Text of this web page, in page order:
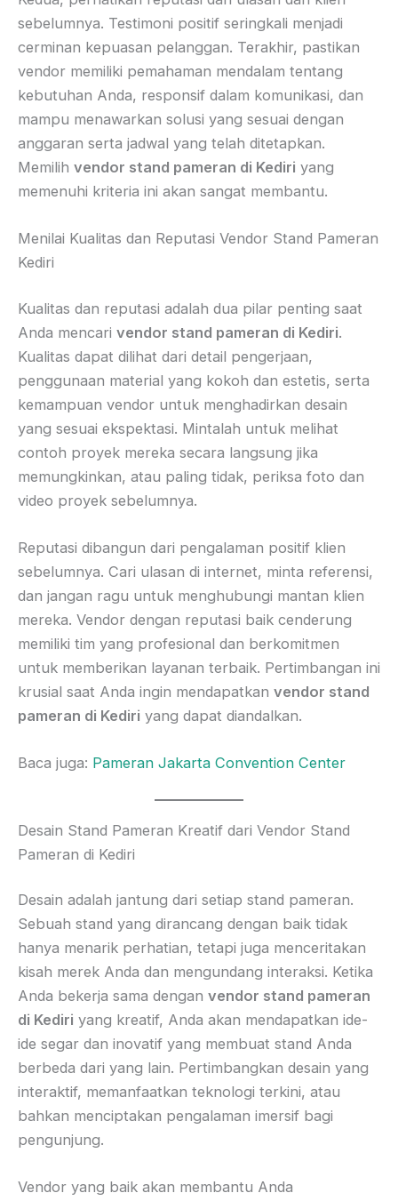
sebelumnya. Testimoni positif seringkali menjadi
cerminan kepuasan pelanggan. Terakhir, pastikan
vendor memiliki pemahaman mendalam tentang
kebutuhan Anda, responsif dalam komunikasi, dan
mampu menawarkan solusi yang sesuai dengan
anggaran serta jadwal yang telah ditetapkan.
Memilih vendor stand pameran di Kediri yang
memenuhi kriteria ini akan sangat membantu.
Menilai Kualitas dan Reputasi Vendor Stand Pameran
Kediri
Kualitas dan reputasi adalah dua pilar penting saat
Anda mencari vendor stand pameran di Kediri.
Kualitas dapat dilihat dari detail pengerjaan,
penggunaan material yang kokoh dan estetis, serta
kemampuan vendor untuk menghadirkan desain
yang sesuai ekspektasi. Mintalah untuk melihat
contoh proyek mereka secara langsung jika
memungkinkan, atau paling tidak, periksa foto dan
video proyek sebelumnya.
Reputasi dibangun dari pengalaman positif klien
sebelumnya. Cari ulasan di internet, minta referensi,
dan jangan ragu untuk menghubungi mantan klien
mereka. Vendor dengan reputasi baik cenderung
memiliki tim yang profesional dan berkomitmen
untuk memberikan layanan terbaik. Pertimbangan ini
krusial saat Anda ingin mendapatkan vendor stand
pameran di Kediri yang dapat diandalkan.
Baca juga: Pameran Jakarta Convention Center
Desain Stand Pameran Kreatif dari Vendor Stand
Pameran di Kediri
Desain adalah jantung dari setiap stand pameran.
Sebuah stand yang dirancang dengan baik tidak
hanya menarik perhatian, tetapi juga menceritakan
kisah merek Anda dan mengundang interaksi. Ketika
Anda bekerja sama dengan vendor stand pameran
di Kediri yang kreatif, Anda akan mendapatkan ide-
ide segar dan inovatif yang membuat stand Anda
berbeda dari yang lain. Pertimbangkan desain yang
interaktif, memanfaatkan teknologi terkini, atau
bahkan menciptakan pengalaman imersif bagi
pengunjung.
Vendor yang baik akan membantu Anda